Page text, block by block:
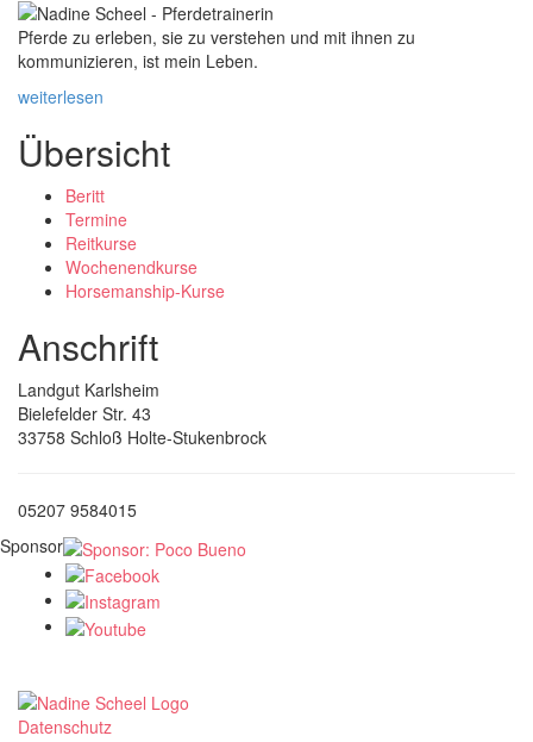
Pferde zu erleben, sie zu verstehen und mit ihnen zu
kommunizieren, ist mein Leben.
weiterlesen
Übersicht
Beritt
Termine
Reitkurse
Wochenendkurse
Horsemanship-Kurse
Anschrift
Landgut Karlsheim
Bielefelder Str. 43
33758 Schloß Holte-Stukenbrock
05207 9584015
Sponsor
Datenschutz